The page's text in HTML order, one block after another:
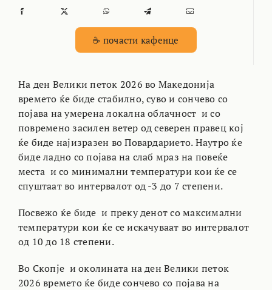
☕ почасти кафенце
На ден Велики петок 2026 во Македонија
времето ќе биде стабилно, суво и сончево со
појава на умерена локална облачност и со
повремено засилен ветер од северен правец кој
ќе биде најизразен во Повардарието. Наутро ќе
биде ладно со појава на слаб мраз на повеќе
места и со минимални температури кои ќе се
спуштаат во интервалот од -3 до 7 степени.
Посвежо ќе биде и преку денот со максимални
температури кои ќе се искачуваат во интервалот
од 10 до 18 степени.
Во Скопје и околината на ден Велики петок
2026 времето ќе биде сончево со појава на